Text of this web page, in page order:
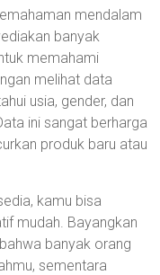
mendalam
banyak
memahami
melihat data
usia, gender, dan
ini sangat berharga
produk baru atau
kamu bisa
mudah. Bayangkan
banyak orang
sementara